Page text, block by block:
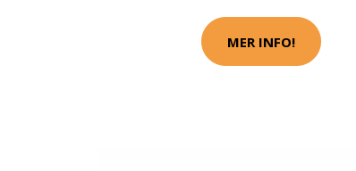
MER INFO!